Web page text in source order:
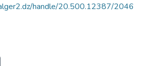
handle/20.500.12387/2046